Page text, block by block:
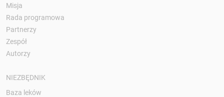
Misja
Rada programowa
Partnerzy
Zespół
Autorzy
NIEZBĘDNIK
Baza leków